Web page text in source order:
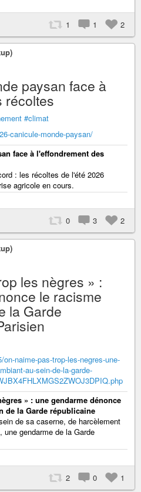
1 1 2
paysan face à
récoltes
#climat
canicule-monde-paysan/
face à l'effondrement des
: les récoltes de l'été 2026
agricole en cours.
0 3 2
les nègres » :
le racisme
la Garde
naime-pas-trop-les-negres-une-
au-sein-de-la-garde-
» : une gendarme dénonce
de la Garde républicaine
de sa caserne, de harcèlement
une gendarme de la Garde
2 0 1